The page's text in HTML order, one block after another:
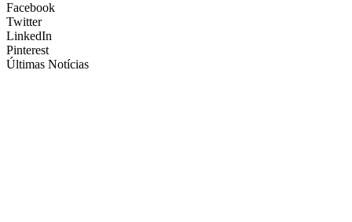
Facebook
Twitter
LinkedIn
Pinterest
Últimas Notícias